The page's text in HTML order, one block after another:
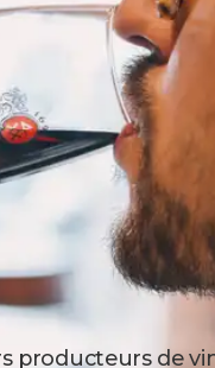
producteurs de